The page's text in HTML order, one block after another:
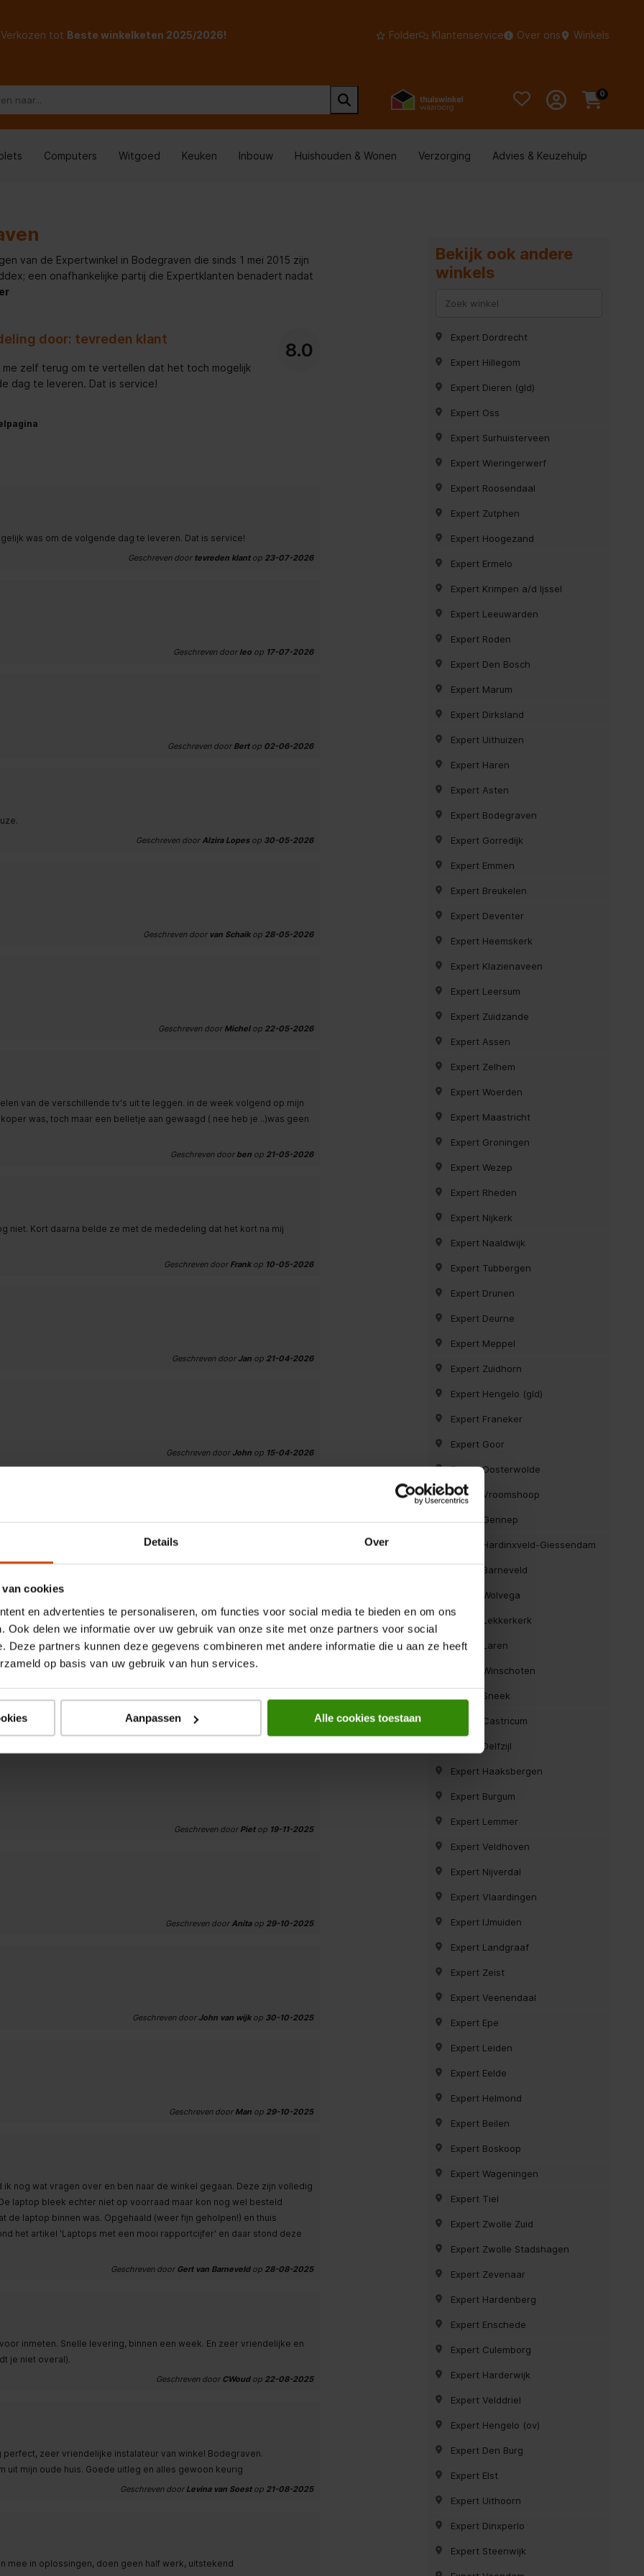
Details Over
cookies
en advertenties te personaliseren, om functies voor social media te bieden en om ons
Ook delen we informatie over uw gebruik van onze site met onze partners voor social
Deze partners kunnen deze gegevens combineren met andere informatie die u aan ze heeft
op basis van uw gebruik van hun services.
Aanpassen Alle cookies toestaan
Verkozen tot Beste winkelketen 2025/2026! Folder Klantenservice Over ons Winkels
0
Computers Witgoed Keuken Inbouw Huishouden & Wonen Verzorging Advies & Keuzehulp
van de Expertwinkel in Bodegraven die sinds 1 mei 2015 zijn
een onafhankelijke partij die Expertklanten benadert nadat
door: tevreden klant 8.0
zelf terug om te vertellen dat het toch mogelijk
dag te leveren. Dat is service!
was om de volgende dag te leveren. Dat is service!
Geschreven door tevreden klantop 23-07-2026
Geschreven door leo op 17-07-2026
Geschreven door Bertop 02-06-2026
Geschreven door Alzira Lopesop 30-05-2026
Geschreven door van Schaikop 28-05-2026
Geschreven door Michelop 22-05-2026
van de verschillende tv's uit te leggen. in de week volgend op mijn
was, toch maar een belletje aan gewaagd ( nee heb je ..)was geen
Geschreven door ben op 21-05-2026
niet. Kort daarna belde ze met de mededeling dat het kort na mij
Geschreven door Frankop 10-05-2026
Geschreven door Jan op 21-04-2026
Geschreven door John op 15-04-2026
Geschreven door
de Bruin 05-03-2026
deze winkel / zaak en personeel
Geschreven doorC. van Woerdenop 29-01-2026
Geschreven door Pietop 19-11-2025
Geschreven door Anitaop 29-10-2025
Geschreven door John van wijkop 30-10-2025
Geschreven door Man op 29-10-2025
nog wat vragen over en ben naar de winkel gegaan. Deze zijn volledig
laptop bleek echter niet op voorraad maar kon nog wel besteld
laptop binnen was. Opgehaald (weer fijn geholpen!) en thuis
het artikel 'Laptops met een mooi rapportcijfer' en daar stond deze
Geschreven door Gert van Barneveldop 28-08-2025
inmeten. Snelle levering, binnen een week. En zeer vriendelijke en
je niet overal).
Geschreven door CWoudop 22-08-2025
zeer vriendelijke instalateur van winkel Bodegraven.
mijn oude huis. Goede uitleg en alles gewoon keurig
Geschreven door Levina van Soestop 21-08-2025
mee in oplossingen, doen geen half werk, uitstekend
Bekijk ook andere
winkels
Expert Dordrecht
Expert Hillegom
Expert Dieren (gld)
Expert Oss
Expert Surhuisterveen
Expert Wieringerwerf
Expert Roosendaal
Expert Zutphen
Expert Hoogezand
Expert Ermelo
Expert Krimpen a/d Ijssel
Expert Leeuwarden
Expert Roden
Expert Den Bosch
Expert Marum
Expert Dirksland
Expert Uithuizen
Expert Haren
Expert Asten
Expert Bodegraven
Expert Gorredijk
Expert Emmen
Expert Breukelen
Expert Deventer
Expert Heemskerk
Expert Klazienaveen
Expert Leersum
Expert Zuidzande
Expert Assen
Expert Zelhem
Expert Woerden
Expert Maastricht
Expert Groningen
Expert Wezep
Expert Rheden
Expert Nijkerk
Expert Naaldwijk
Expert Tubbergen
Expert Drunen
Expert Deurne
Expert Meppel
Expert Zuidhorn
Expert Hengelo (gld)
Expert Franeker
Expert Goor
Expert Oosterwolde
Expert Vroomshoop
Expert Gennep
Expert Hardinxveld-Giessendam
Expert Barneveld
Expert Wolvega
Expert Lekkerkerk
Expert Laren
Expert Winschoten
Expert Sneek
Expert Castricum
Expert Delfzijl
Expert Haaksbergen
Expert Burgum
Expert Lemmer
Expert Veldhoven
Expert Nijverdal
Expert Vlaardingen
Expert IJmuiden
Expert Landgraaf
Expert Zeist
Expert Veenendaal
Expert Epe
Expert Leiden
Expert Eelde
Expert Helmond
Expert Beilen
Expert Boskoop
Expert Wageningen
Expert Tiel
Expert Zwolle Zuid
Expert Zwolle Stadshagen
Expert Zevenaar
Expert Hardenberg
Expert Enschede
Expert Culemborg
Expert Harderwijk
Expert Velddriel
Expert Hengelo (ov)
Expert Den Burg
Expert Elst
Expert Uithoorn
Expert Dinxperlo
Expert Steenwijk